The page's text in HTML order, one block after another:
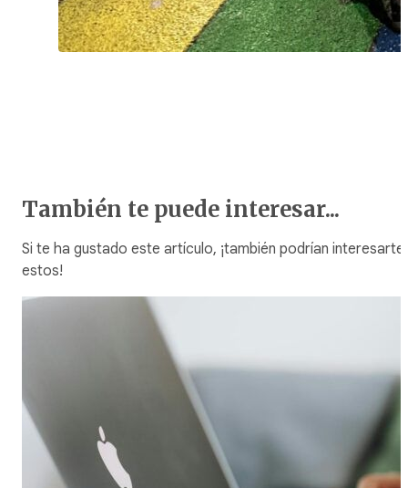
También te puede interesar...
Si te ha gustado este artículo, ¡también podrían interesarte
estos!